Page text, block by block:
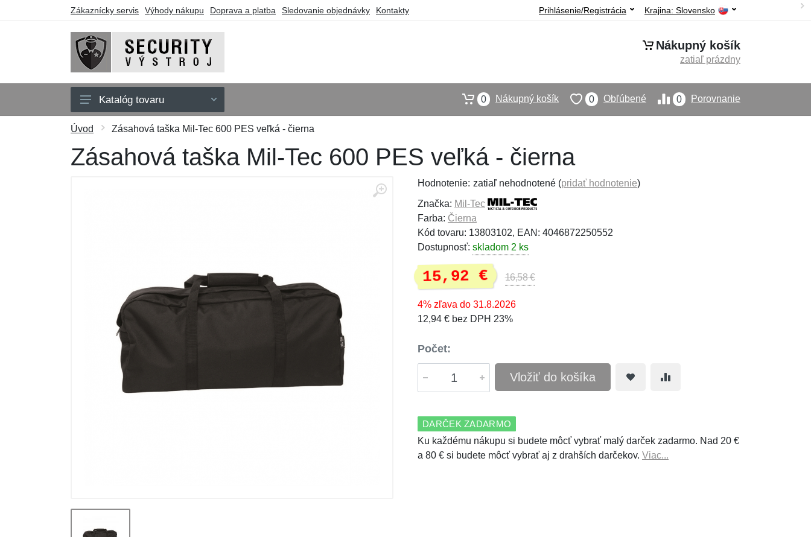
Zákaznícky servis Výhody nákupu Doprava a platba Sledovanie objednávky Kontakty Krajina: Slovensko
Prihlásenie/Registrácia
Nákupný košík
zatiaľ prázdny
Oblečenie
Doplnky
Katalóg tovaru 0 Porovnanie
0 Obľúbené
0 Nákupný košík
Úvod Zásahová taška Mil-Tec 600 PES veľká - čierna
Zásahová taška Mil-Tec 600 PES veľká - čierna
Hodnotenie: zatiaľ nehodnotené (pridať hodnotenie)
Značka: Mil-Tec
Farba: Čierna
Kód tovaru: 13803102, EAN: 4046872250552
Dostupnosť: skladom 2 ks
15,92 € 16,58 €
4% zľava do 31.8.2026
12,94 € bez DPH 23%
Počet:
Vložiť do košíka
DARČEK ZADARMO
Ku každému nákupu si budete môcť vybrať malý darček zadarmo. Nad 20 €
a 80 € si budete môcť vybrať aj z drahších darčekov. Viac...